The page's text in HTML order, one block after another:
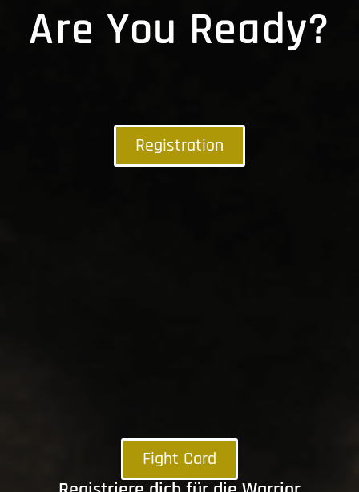
Are You Ready?
Registration
Fight Card